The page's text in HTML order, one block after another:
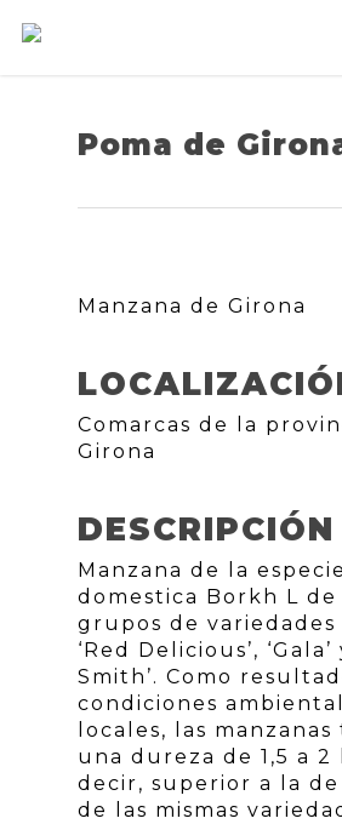
Poma de
Manzana de Girona
Comarcas de la
Girona
DESCRIPCIÓN
Manzana de la
domestica Borkh L de
grupos de variedades
‘Red Delicious’,
Smith’. Como
condiciones
locales, las
una dureza de 1,5 a 2
decir, superior a la
de las mismas